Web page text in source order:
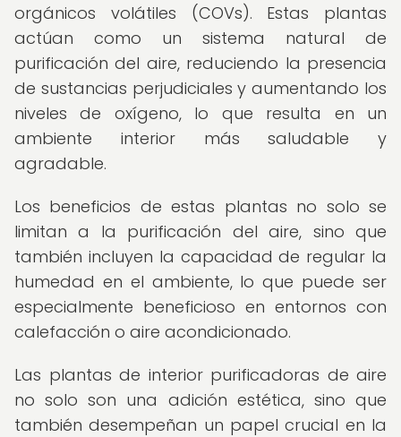
orgánicos volátiles (COVs). Estas plantas
actúan como un sistema natural de
purificación del aire, reduciendo la presencia
de sustancias perjudiciales y aumentando los
niveles de oxígeno, lo que resulta en un
ambiente interior más saludable y
agradable.
Los beneficios de estas plantas no solo se
limitan a la purificación del aire, sino que
también incluyen la capacidad de regular la
humedad en el ambiente, lo que puede ser
especialmente beneficioso en entornos con
calefacción o aire acondicionado.
Las plantas de interior purificadoras de aire
no solo son una adición estética, sino que
también desempeñan un papel crucial en la